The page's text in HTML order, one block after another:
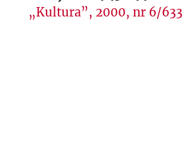
„Kultura”, 2000, nr 6/633